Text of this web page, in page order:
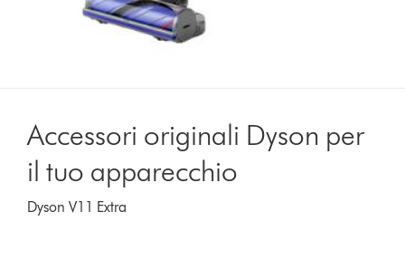
Accessori originali Dyson per
il tuo apparecchio
Dyson V11 Extra